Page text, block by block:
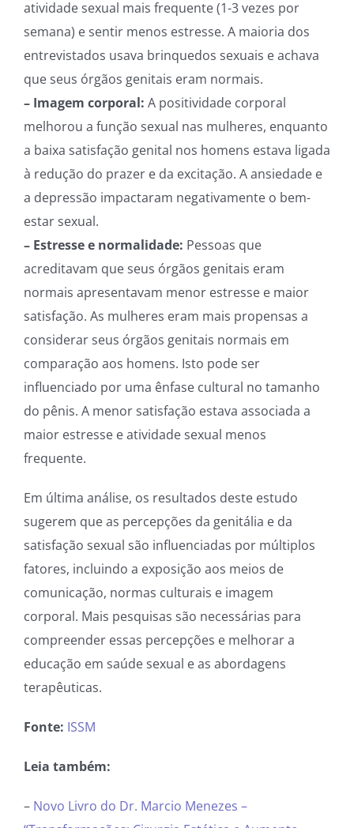
atividade sexual mais frequente (1-3 vezes por
semana) e sentir menos estresse. A maioria dos
entrevistados usava brinquedos sexuais e achava
que seus órgãos genitais eram normais.
– Imagem corporal: A positividade corporal
melhorou a função sexual nas mulheres, enquanto
a baixa satisfação genital nos homens estava ligada
à redução do prazer e da excitação. A ansiedade e
a depressão impactaram negativamente o bem-
estar sexual.
– Estresse e normalidade: Pessoas que
acreditavam que seus órgãos genitais eram
normais apresentavam menor estresse e maior
satisfação. As mulheres eram mais propensas a
considerar seus órgãos genitais normais em
comparação aos homens. Isto pode ser
influenciado por uma ênfase cultural no tamanho
do pênis. A menor satisfação estava associada a
maior estresse e atividade sexual menos
frequente.
Em última análise, os resultados deste estudo
sugerem que as percepções da genitália e da
satisfação sexual são influenciadas por múltiplos
fatores, incluindo a exposição aos meios de
comunicação, normas culturais e imagem
corporal. Mais pesquisas são necessárias para
compreender essas percepções e melhorar a
educação em saúde sexual e as abordagens
terapêuticas.
Fonte: ISSM
Leia também:
– Novo Livro do Dr. Marcio Menezes –